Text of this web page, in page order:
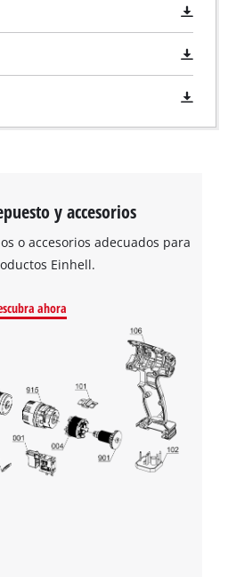
el servicio Google Maps!
is not permitted to load due
that are not disclosed to the
their CMP to add this content
list of technologies used.
Usercentrics Consent
Management Platform
y accesorios
o accesorios adecuados para
Einhell.
ahora